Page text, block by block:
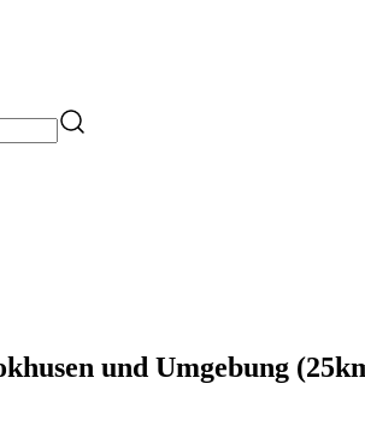
und Umgebung